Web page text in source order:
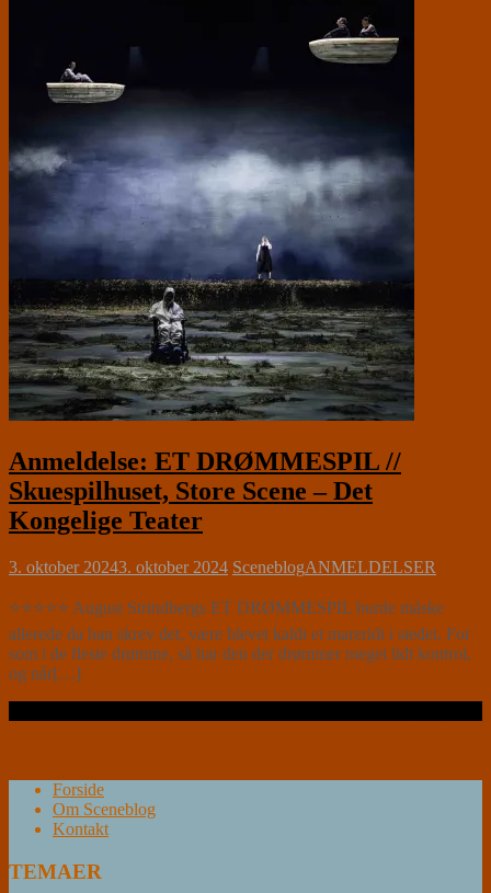
Anmeldelse: ET DRØMMESPIL //
Skuespilhuset, Store Scene – Det
Kongelige Teater
3. oktober 20243. oktober 2024 SceneblogANMELDELSER
⭐⭐⭐⭐⭐ August Strindbergs ET DRØMMESPIL burde måske
allerede da han skrev det, være blevet kaldt et mareridt i stedet. For
som i de fleste drømme, så har den der drømmer meget lidt kontrol,
og når[…]
Forside
Om Sceneblog
Kontakt
TEMAER